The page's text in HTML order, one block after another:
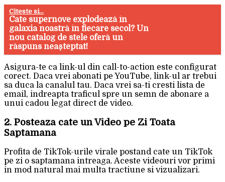
Citeste si...
Câte supernove explodează în
galaxia noastră în fiecare secol? Un
nou catalog de stele oferă un
răspuns neașteptat!
Asigura-te ca link-ul din call-to-action este configurat
corect. Daca vrei abonati pe YouTube, link-ul ar trebui
sa duca la canalul tau. Daca vrei sa-ti cresti lista de
email, indreapta traficul spre un semn de abonare a
unui cadou legat direct de video.
2. Posteaza cate un Video pe Zi Toata
Saptamana
Profita de TikTok-urile virale postand cate un TikTok
pe zi o saptamana intreaga. Aceste videouri vor primi
in mod natural mai multa tractiune si vizualizari.